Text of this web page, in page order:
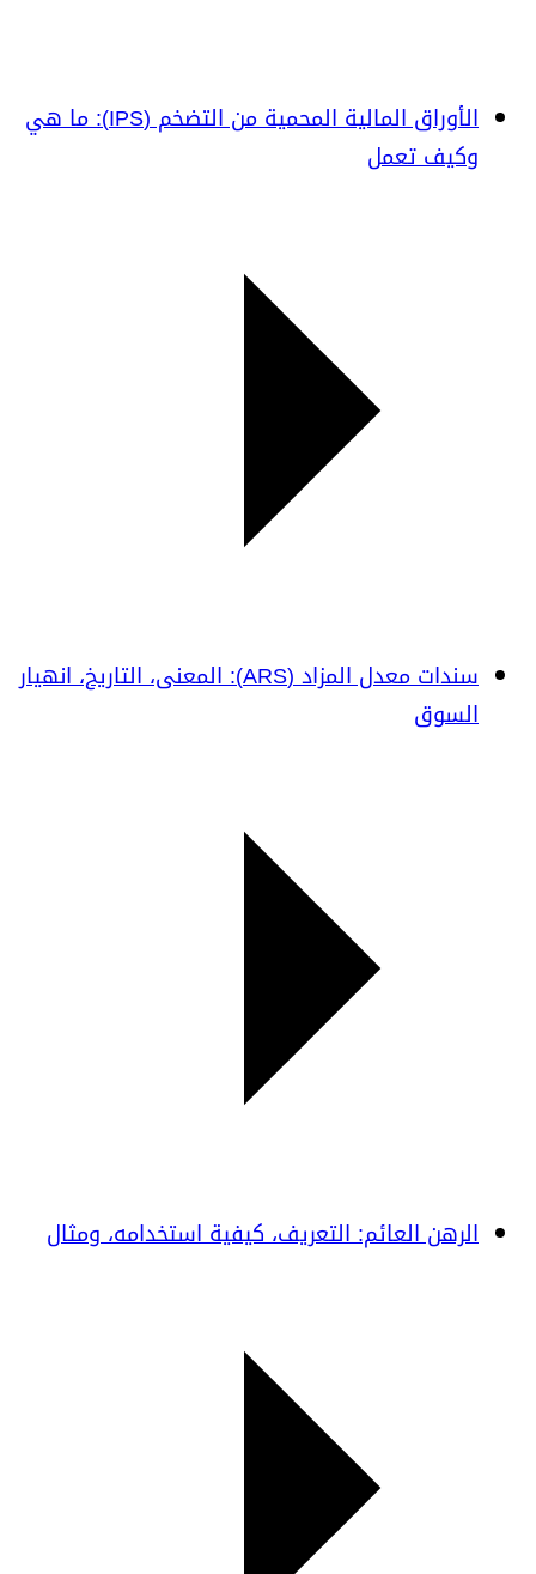
الأوراق المالية المحمية من التضخم (IPS): ما هي
وكيف تعمل
سندات معدل المزاد (ARS): المعنى، التاريخ، انهيار
السوق
الرهن العائم: التعريف، كيفية استخدامه، ومثال